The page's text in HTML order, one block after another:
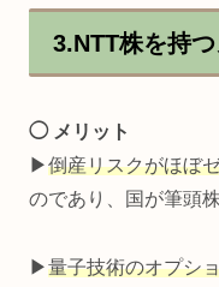
3.NTT株を持
◯ メリット
▶倒産リスクがほぼ
のであり、国が筆頭株
▶量子技術のオプシ